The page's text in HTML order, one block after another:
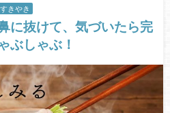
きやき
に抜けて、気づいたら完
ぶしゃぶ！